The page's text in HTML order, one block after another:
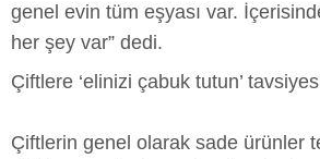
genel evin tüm eşyası var.
her şey var” dedi.
Çiftlere ‘elinizi çabuk tutun’
Çiftlerin genel olarak sade ürünler